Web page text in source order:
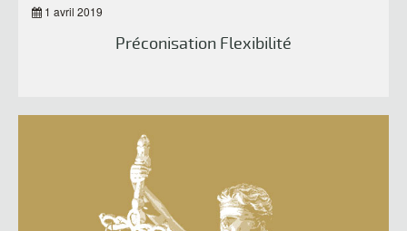
1 avril 2019
Préconisation Flexibilité